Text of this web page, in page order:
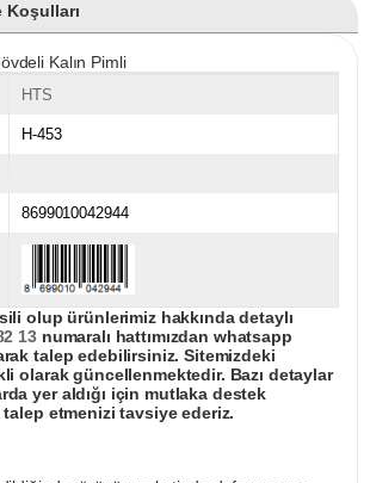
Koşulları
Kalın Pimli
HTS
H-453
8699010042944
olup ürünlerimiz hakkında detaylı
13numaralı hattımızdan whatsapp
talep edebilirsiniz. Sitemizdeki
olarak güncellenmektedir. Bazı detaylar
yer aldığı için mutlaka destek
talep etmenizi tavsiye ederiz.